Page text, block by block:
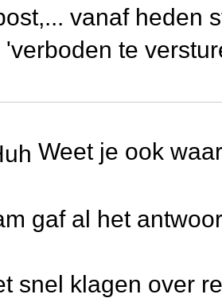
vanaf heden
'verboden te
Weet je ook
gaf al het
snel klagen over